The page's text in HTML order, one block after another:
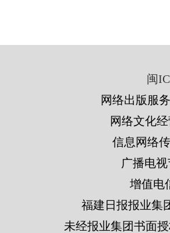
闽
网络出版服
网络文化
信息网络
广播电
增值电
福建日报报业集
未经报业集团书面